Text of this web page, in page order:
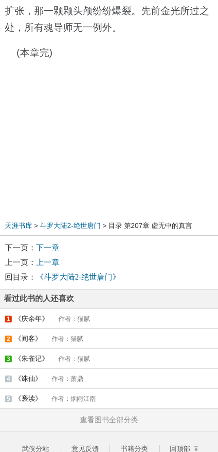
扩张，那一颗颗头颅纷纷爆裂。先前金光所过之
处，所有魂导师无一例外。
(本章完)
天涯书库 > 斗罗大陆2-绝世唐门 > 目录 第207章 虚无中的真言
下一页： 下一章
上一页：
上一章
回目录：
《斗罗大陆2-绝世唐门》
看过此书的人还喜欢
1 《庆余年》 作者：猫腻
2 《间客》 作者：猫腻
3 《朱雀记》 作者：猫腻
4 《诛仙》 作者：萧鼎
5 《亵渎》 作者：烟雨江南
查看图书全部分类
武侠分站 意见反馈 书籍分类 回顶部